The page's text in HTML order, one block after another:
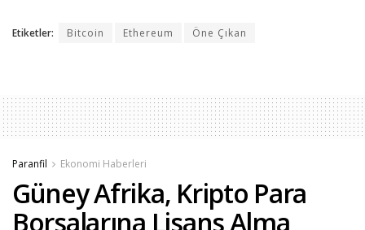
Etiketler: Bitcoin Ethereum Öne Çıkan
Paranfil Ekonomi Haberleri
Güney Afrika, Kripto Para
Borsalarına Lisans Alma